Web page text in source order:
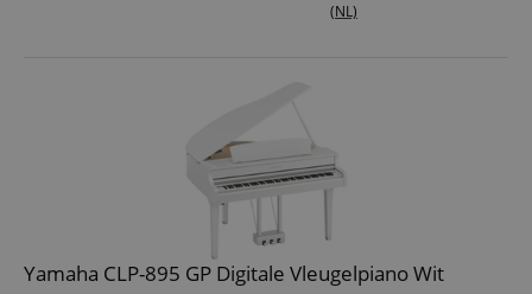
Draadloze verbinding met tablet of smartphone
(NL)
Yamaha CLP-895 GP Digitale Vleugelpiano Wit